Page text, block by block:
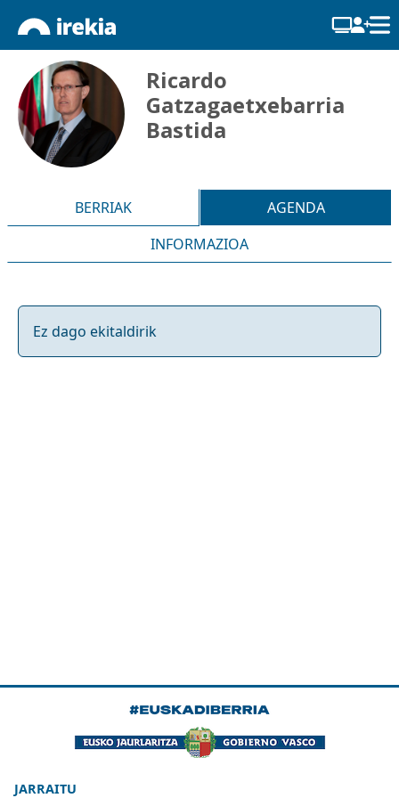
Ricardo
Gatzagaetxebarria
Bastida
BERRIAK
AGENDA
INFORMAZIOA
Ez dago ekitaldirik
JARRAITU